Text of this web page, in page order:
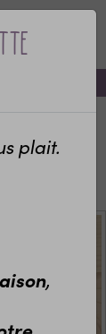
bienvenue
plait.
,
cette